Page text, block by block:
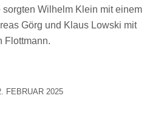
Wilhelm Klein mit einem
Görg und Klaus Lowski mit
Flottmann.
FEBRUAR 2025